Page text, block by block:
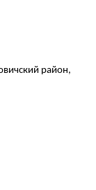
район,